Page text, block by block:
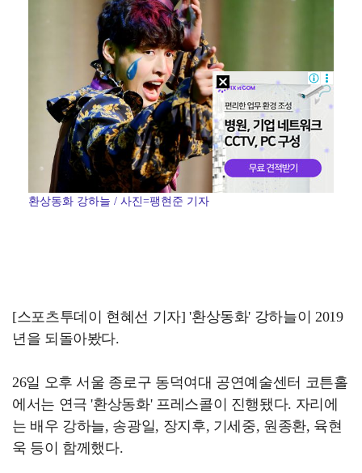
환상동화 강하늘 / 사진=팽현준 기자
[스포츠투데이 현혜선 기자] '환상동화' 강하늘이 2019
년을 되돌아봤다.
26일 오후 서울 종로구 동덕여대 공연예술센터 코튼홀
에서는 연극 '환상동화' 프레스콜이 진행됐다. 자리에
는 배우 강하늘, 송광일, 장지후, 기세중, 원종환, 육현
욱 등이 함께했다.